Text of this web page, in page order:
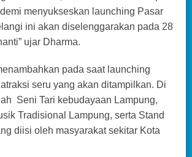
menyukseskan launching Pasar
ini akan diselenggarakan pada 28
ujar Dharma.
pada saat launching
seru yang akan ditampilkan. Di
Seni Tari kebudayaan Lampung,
Tradisional Lampung, serta Stand
diisi oleh masyarakat sekitar Kota